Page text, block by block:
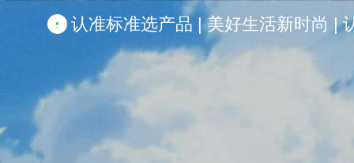
认准标准选产品 | 美好生活新时尚 |